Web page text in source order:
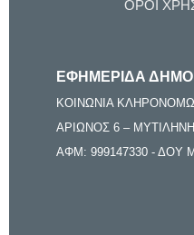
ΟΡΟΙ
ΕΦΗΜΕΡΙΔΑ
ΚΟΙΝΩΝΙΑ
ΑΡΙΩΝΟΣ 6 – ΜΥΤΙΛΗΝΗ
ΑΦΜ: 999147330 - ΔΟΥ